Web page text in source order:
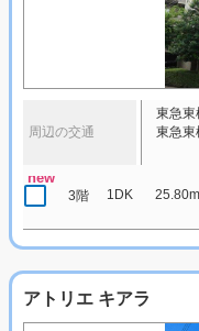
周辺の交通
東急東
東急
new
3階 1DK
アトリエ キアラ